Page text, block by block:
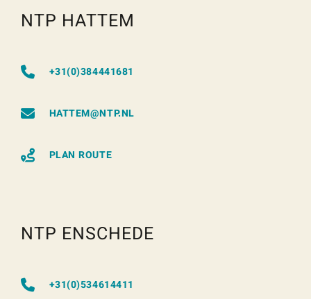
NTP HATTEM
+31(0)384441681
HATTEM@NTP.NL
PLAN ROUTE
NTP ENSCHEDE
+31(0)534614411